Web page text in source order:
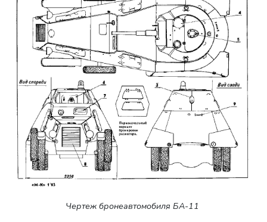
Чертеж бронеавтомобиля БА-11